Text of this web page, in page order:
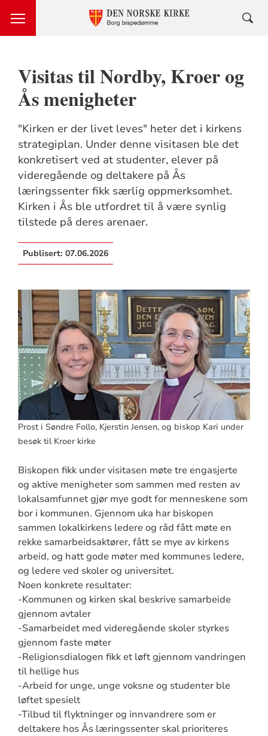
Visitas til Nordby, Kroer og
Ås menigheter
"Kirken er der livet leves" heter det i kirkens
strategiplan. Under denne visitasen ble det
konkretisert ved at studenter, elever på
videregående og deltakere på Ås
læringssenter fikk særlig oppmerksomhet.
Kirken i Ås ble utfordret til å være synlig
tilstede på deres arenaer.
Publisert: 07.06.2026
Prost i Søndre Follo, Kjerstin Jensen, og biskop Kari under
besøk til Kroer kirke
Biskopen fikk under visitasen møte tre engasjerte
og aktive menigheter som sammen med resten av
lokalsamfunnet gjør mye godt for menneskene som
bor i kommunen. Gjennom uka har biskopen
sammen lokalkirkens ledere og råd fått møte en
rekke samarbeidsaktører, fått se mye av kirkens
arbeid, og hatt gode møter med kommunes ledere,
og ledere ved skoler og universitet.
Noen konkrete resultater:
-Kommunen og kirken skal beskrive samarbeide
gjennom avtaler
-Samarbeidet med videregående skoler styrkes
gjennom faste møter
-Religionsdialogen fikk et løft gjennom vandringen
til hellige hus
-Arbeid for unge, unge voksne og studenter ble
løftet spesielt
-Tilbud til flyktninger og innvandrere som er
deltakere hos Ås læringssenter skal prioriteres